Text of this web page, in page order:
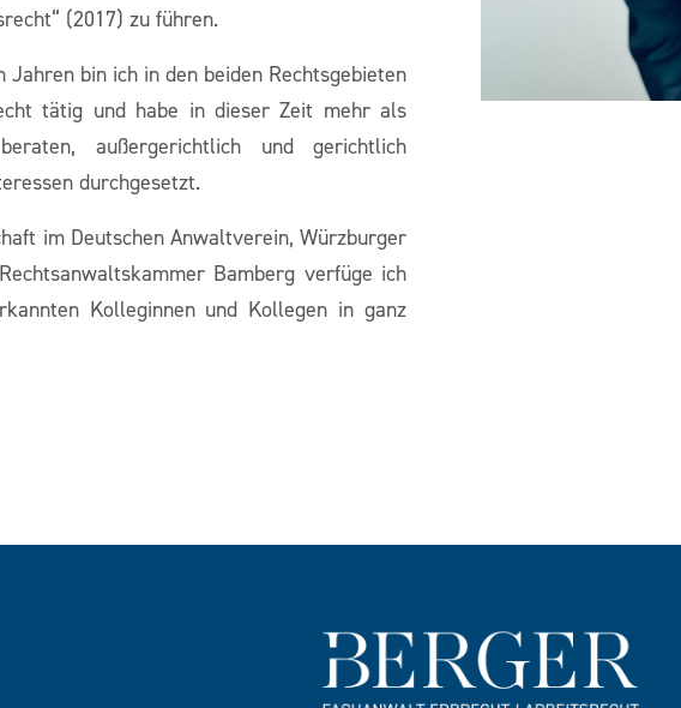
(2017) zu führen.
Jahren bin ich in den beiden Rechtsgebieten
tätig und habe in dieser Zeit mehr als
außergerichtlich und gerichtlich
durchgesetzt.
im Deutschen Anwaltverein, Würzburger
Bamberg verfüge ich
Kolleginnen und Kollegen in ganz